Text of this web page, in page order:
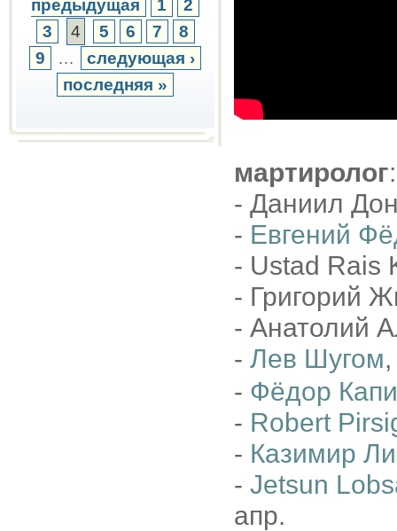
предыдущая 1
2
3
4 5 6 7
8
9
…
следующая ›
последняя »
мартиролог:
- Даниил
- Евгений
- Ustad Rais
- Григорий
- Анатолий
- Лев Шугом
- Фёдор
- Robert
- Казимир
- Jetsun
апр.